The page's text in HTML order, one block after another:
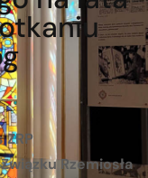
ZRP
Rzemiosła